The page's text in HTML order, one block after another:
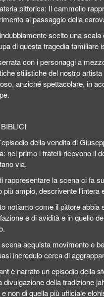
pittorica: Il cammello
al passaggio della
scelto una
di questa tragedia familiare
con i personaggi a
stilistiche del nostro
anziché spettacolare, in
della vendita di
nel primo i fratelli ricevono il
via.
rappresentare la scena ci fa
più ampio, descrivente
notiamo come il pittore
e di avidità e in quello
acquista movimento e
incredulo cerca di
è narrato un episodio della
divulgazione della tradizione
non di quella più ufficiale